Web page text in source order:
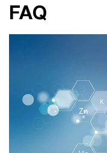
FAQ